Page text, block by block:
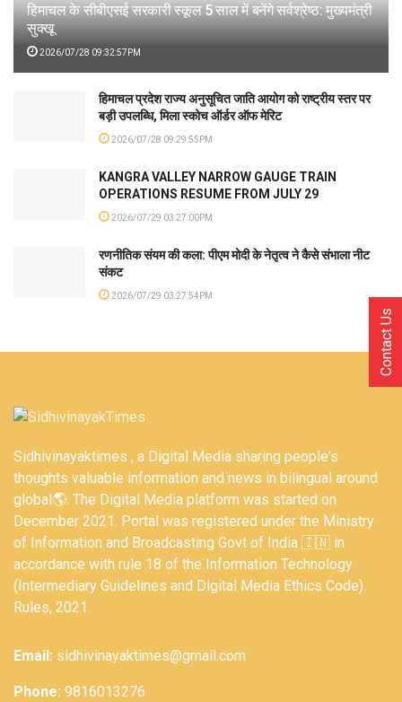
हिमाचल के सीबीएसई सरकारी स्कूल 5 साल में बनेंगे सर्वश्रेष्ठ: मुख्यमंत्री
सुक्खू
2026/07/28 09:32:57PM
हिमाचल प्रदेश राज्य अनुसूचित जाति आयोग को राष्ट्रीय स्तर पर
बड़ी उपलब्धि, मिला स्कोच ऑर्डर ऑफ मेरिट
2026/07/28 09:29:55PM
KANGRA VALLEY NARROW GAUGE TRAIN
OPERATIONS RESUME FROM JULY 29
2026/07/29 03:27:00PM
रणनीतिक संयम की कला: पीएम मोदी के नेतृत्व ने कैसे संभाला नीट
संकट
2026/07/29 03:27:54PM
Sidhivinayaktimes , a Digital Media sharing people's
thoughts valuable information and news in bilingual around
global🌎. The Digital Media platform was started on
December 2021. Portal was registered under the Ministry
of Information and Broadcasting Govt of India 🇮🇳 in
accordance with rule 18 of the Information Technology
(Intermediary Guidelines and Digital Media Ethics Code)
Rules, 2021.
Email: sidhivinayaktimes@gmail.com
Phone: 9816013276
Contact Us